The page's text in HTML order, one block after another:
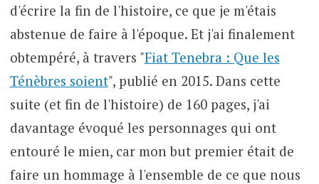
d'écrire la fin de l'histoire, ce que je m'étais
abstenue de faire à l'époque. Et j'ai finalement
obtempéré, à travers "Fiat Tenebra : Que les
Ténèbres soient", publié en 2015. Dans cette
suite (et fin de l'histoire) de 160 pages, j'ai
davantage évoqué les personnages qui ont
entouré le mien, car mon but premier était de
faire un hommage à l'ensemble de ce que nous